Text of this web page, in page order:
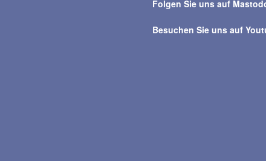
Folgen Sie uns auf
Besuchen Sie uns auf